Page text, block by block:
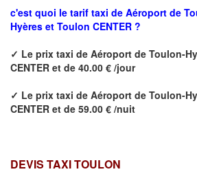
c'est quoi le tarif taxi de Aéroport de
Hyères et Toulon CENTER ?
✓ Le prix taxi de Aéroport de Toulon-
CENTER et de 40.00 € /jour
✓ Le prix taxi de Aéroport de Toulon-
CENTER et de 59.00 € /nuit
DEVIS TAXI TOULON